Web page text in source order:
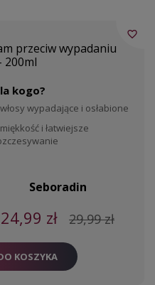
przeciw wypadaniu
200ml
kogo?
włosy wypadające i osłabione
miękkość i łatwiejsze
Seboradin
24,99 zł 29,99 zł
KOSZYKA
favorite_border